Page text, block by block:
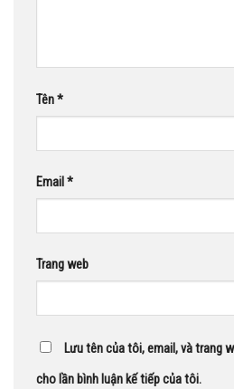
Tên*
Email *
Trang web
Lưu tên của tôi, email, và trang
cho lần bình luận kế tiếp của tôi.